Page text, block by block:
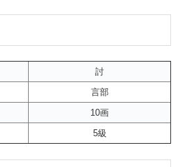
討
言部
10画
5級